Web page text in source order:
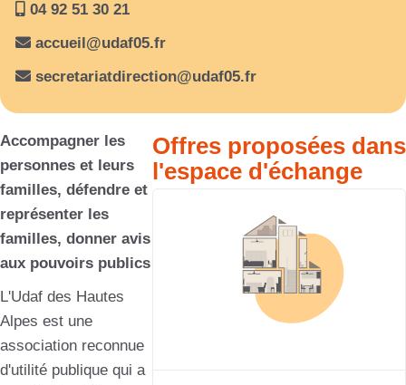
04 92 51 30 21
accueil@udaf05.fr
secretariatdirection@udaf05.fr
Accompagner les
personnes et leurs
familles, défendre et
représenter les
familles, donner avis
aux pouvoirs publics
L'Udaf des Hautes
Alpes est une
association reconnue
d'utilité publique qui a
Offres proposées dans
l'espace d'échange